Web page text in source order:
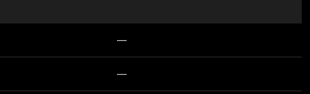
0.05%
—
—